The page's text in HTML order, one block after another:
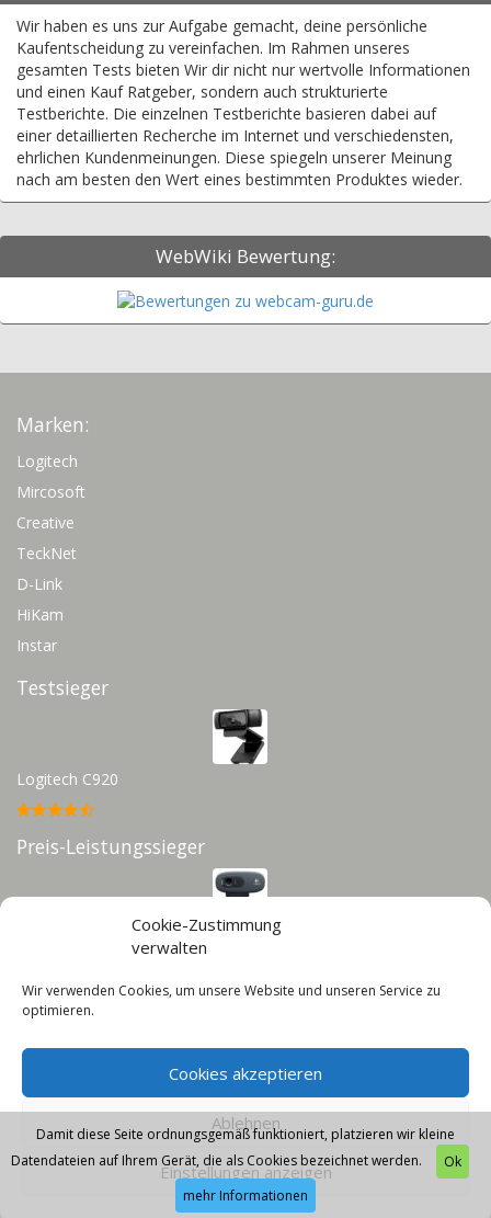
Cookie-Zustimmung
verwalten
Wir verwenden Cookies, um unsere Website und unseren Service zu
optimieren.
Cookies akzeptieren
Ablehnen
Einstellungen anzeigen
Wir haben es uns zur Aufgabe gemacht, deine persönliche
Kaufentscheidung zu vereinfachen. Im Rahmen unseres
gesamten Tests bieten Wir dir nicht nur wertvolle Informationen
und einen Kauf Ratgeber, sondern auch strukturierte
Testberichte. Die einzelnen Testberichte basieren dabei auf
einer detaillierten Recherche im Internet und verschiedensten,
ehrlichen Kundenmeinungen. Diese spiegeln unserer Meinung
nach am besten den Wert eines bestimmten Produktes wieder.
WebWiki Bewertung:
Marken:
Logitech
Mircosoft
Creative
TeckNet
D-Link
HiKam
Instar
Testsieger
Logitech C920
Preis-Leistungssieger
Infos
Cookie-Richtlinie (EU)
© 2026 - Webcam-Guru - Diese Seite läuft mit dem Affiliate Theme von
Damit diese Seite ordnungsgemäß funktioniert, platzieren wir kleine
Datendateien auf Ihrem Gerät, die als Cookies bezeichnet werden.
Ok
mehr Informationen